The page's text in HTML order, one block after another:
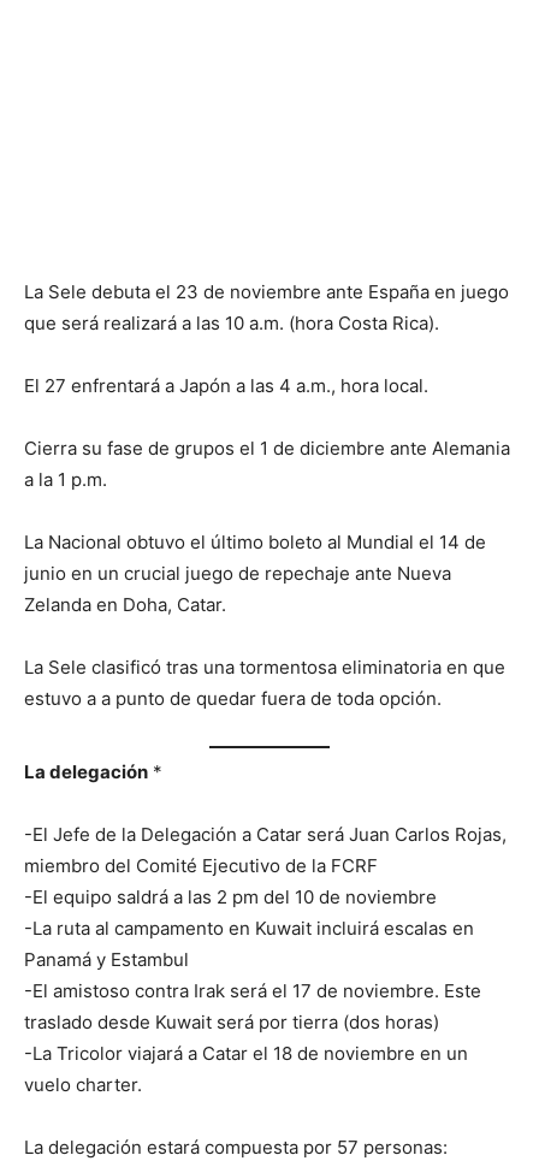
La Sele debuta el 23 de noviembre ante España en juego
que será realizará a las 10 a.m. (hora Costa Rica).
El 27 enfrentará a Japón a las 4 a.m., hora local.
Cierra su fase de grupos el 1 de diciembre ante Alemania
a la 1 p.m.
La Nacional obtuvo el último boleto al Mundial el 14 de
junio en un crucial juego de repechaje ante Nueva
Zelanda en Doha, Catar.
La Sele clasificó tras una tormentosa eliminatoria en que
estuvo a a punto de quedar fuera de toda opción.
La delegación *
-El Jefe de la Delegación a Catar será Juan Carlos Rojas,
miembro del Comité Ejecutivo de la FCRF
-El equipo saldrá a las 2 pm del 10 de noviembre
-La ruta al campamento en Kuwait incluirá escalas en
Panamá y Estambul
-El amistoso contra Irak será el 17 de noviembre. Este
traslado desde Kuwait será por tierra (dos horas)
-La Tricolor viajará a Catar el 18 de noviembre en un
vuelo charter.
La delegación estará compuesta por 57 personas: